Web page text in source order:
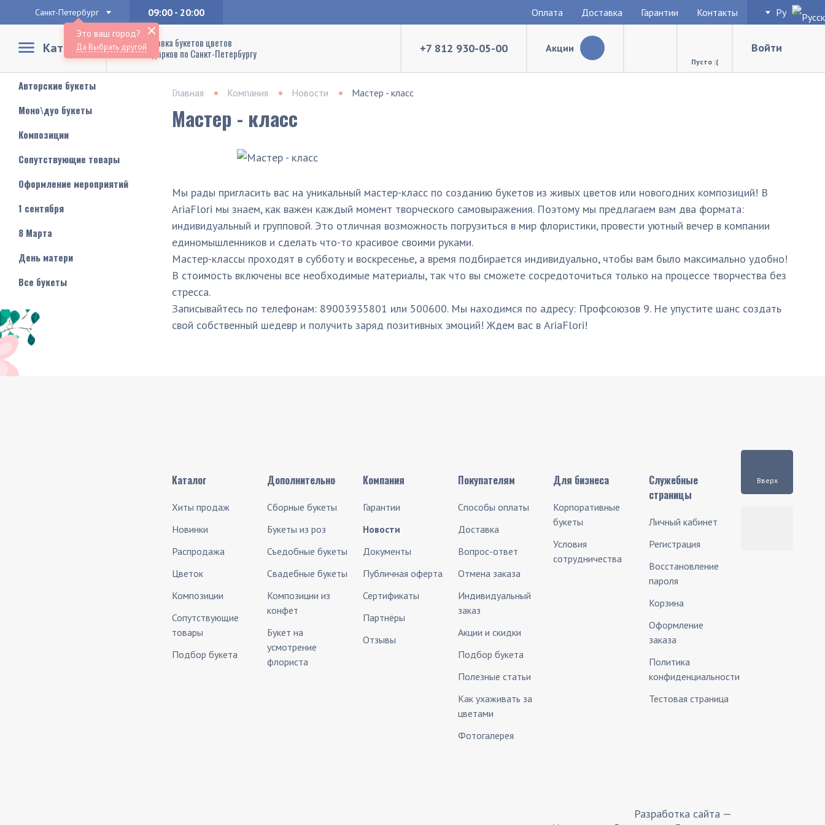
Это ваш город?
Да Выбрать другой
Санкт-Петербург 09:00 - 20:00 Ру
Оплата Доставка Гарантии Контакты
Каталог
Доставка букетов цветов
и подарков по Санкт-Петербургу
+7 812 930-05-00 Акции
Пусто :(
Войти
Авторские букеты
Моно\дуо букеты
Композиции
Сопутствующие товары
Оформление мероприятий
1 сентября
8 Марта
День матери
Все букеты
Главная Компания Новости Мастер - класс
Мастер - класс
Мы рады пригласить вас на уникальный мастер-класс по созданию букетов из живых цветов или новогодних композиций! В
AriaFlori мы знаем, как важен каждый момент творческого самовыражения. Поэтому мы предлагаем вам два формата:
индивидуальный и групповой. Это отличная возможность погрузиться в мир флористики, провести уютный вечер в компании
единомышленников и сделать что-то красивое своими руками.
Мастер-классы проходят в субботу и воскресенье, а время подбирается индивидуально, чтобы вам было максимально удобно!
В стоимость включены все необходимые материалы, так что вы сможете сосредоточиться только на процессе творчества без
стресса.
Записывайтесь по телефонам: 89003935801 или 500600. Мы находимся по адресу: Профсоюзов 9. Не упустите шанс создать
свой собственный шедевр и получить заряд позитивных эмоций! Ждем вас в AriaFlori!
Вверх
Каталог
Хиты продаж
Новинки
Распродажа
Цветок
Композиции
Сопутствующие
товары
Подбор букета
Дополнительно
Сборные букеты
Букеты из роз
Съедобные букеты
Свадебные букеты
Композиции из
конфет
Букет на
усмотрение
флориста
Компания
Гарантии
Новости
Документы
Публичная оферта
Сертификаты
Партнёры
Отзывы
Покупателям
Способы оплаты
Доставка
Вопрос-ответ
Отмена заказа
Индивидуальный
заказ
Акции и скидки
Подбор букета
Полезные статьи
Как ухаживать за
цветами
Фотогалерея
Для бизнеса
Корпоративные
букеты
Условия
сотрудничества
Служебные
страницы
Личный кабинет
Регистрация
Восстановление
пароля
Корзина
Оформление
заказа
Политика
конфиденциальности
Тестовая страница
Разработка сайта —